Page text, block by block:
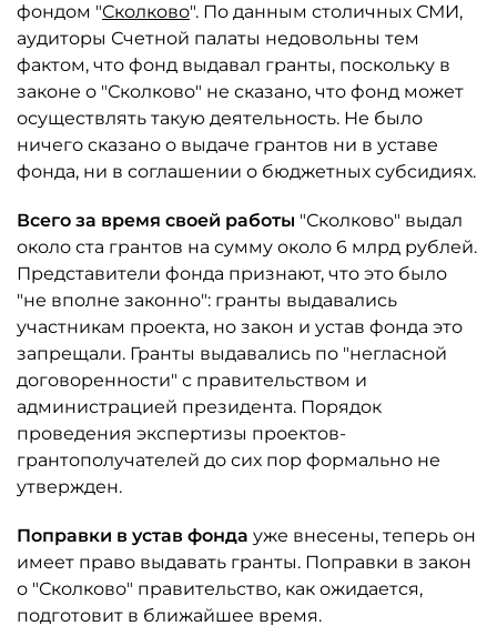
фондом "Сколково". По данным столичных СМИ,
аудиторы Счетной палаты недовольны тем
фактом, что фонд выдавал гранты, поскольку в
законе о "Сколково" не сказано, что фонд может
осуществлять такую деятельность. Не было
ничего сказано о выдаче грантов ни в уставе
фонда, ни в соглашении о бюджетных субсидиях.
Всего за время своей работы "Сколково" выдал
около ста грантов на сумму около 6 млрд рублей.
Представители фонда признают, что это было
"не вполне законно": гранты выдавались
участникам проекта, но закон и устав фонда это
запрещали. Гранты выдавались по "негласной
договоренности" с правительством и
администрацией президента. Порядок
проведения экспертизы проектов-
грантополучателей до сих пор формально не
утвержден.
Поправки в устав фонда уже внесены, теперь он
имеет право выдавать гранты. Поправки в закон
о "Сколково" правительство, как ожидается,
подготовит в ближайшее время.